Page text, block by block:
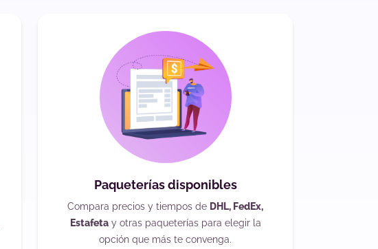
Paqueterías disponibles
Compara precios y tiempos de DHL, FedEx,
Estafetay otras paqueterías para elegir la
opción que más te convenga.